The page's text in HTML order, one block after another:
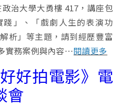
治大學大勇樓 417，講座包
」、「戲劇人生的表演功
析」等主題，請到經歷豐富
實務案例與內容…閱讀更多
好拍電影》電
會